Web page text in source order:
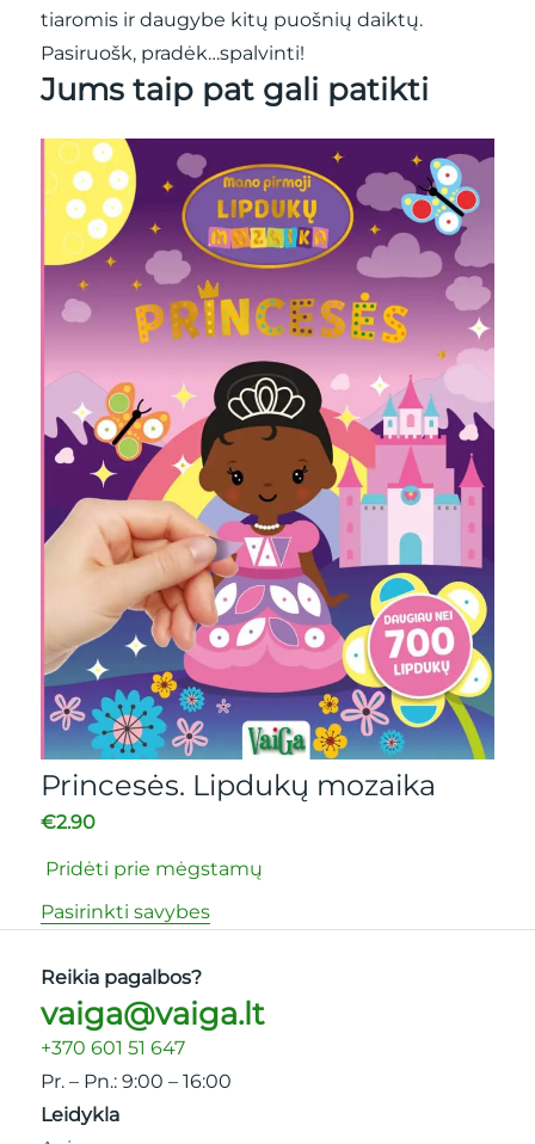
tiaromis ir daugybe kitų puošnių daiktų.
Pasiruošk, pradėk…spalvinti!
Jums taip pat gali patikti
Princesės. Lipdukų mozaika
€2.90
Pridėti prie mėgstamų
Pasirinkti savybes
Reikia pagalbos?
vaiga@vaiga.lt
+370 601 51 647
Pr. – Pn.: 9:00 – 16:00
Leidykla